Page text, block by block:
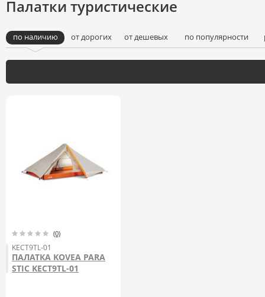
Палатки туристические
по наличию от дорогих от дешевых по популярности
(0)
KECT9TL-01
ПАЛАТКА KOVEA PARA
STIC KECT9TL-01